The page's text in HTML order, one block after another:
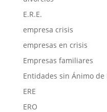
E.R.E.
empresa crisis
empresas en crisis
Empresas familiares
Entidades sin Ánimo de
ERE
ERO